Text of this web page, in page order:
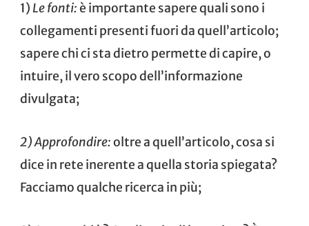
1) Le fonti: è importante sapere quali sono i
collegamenti presenti fuori da quell’articolo;
sapere chi ci sta dietro permette di capire, o
intuire, il vero scopo dell’informazione
divulgata;
2) Approfondire:oltre a quell’articolo, cosa si
dice in rete inerente a quella storia spiegata?
Facciamo qualche ricerca in più;